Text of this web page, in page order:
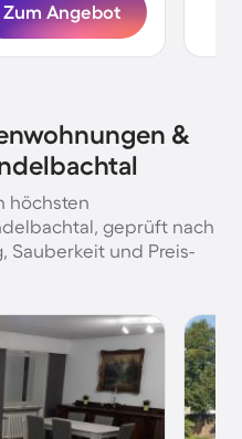
Zum Angebot
&
höchsten
geprüft nach
Sauberkeit und Preis-